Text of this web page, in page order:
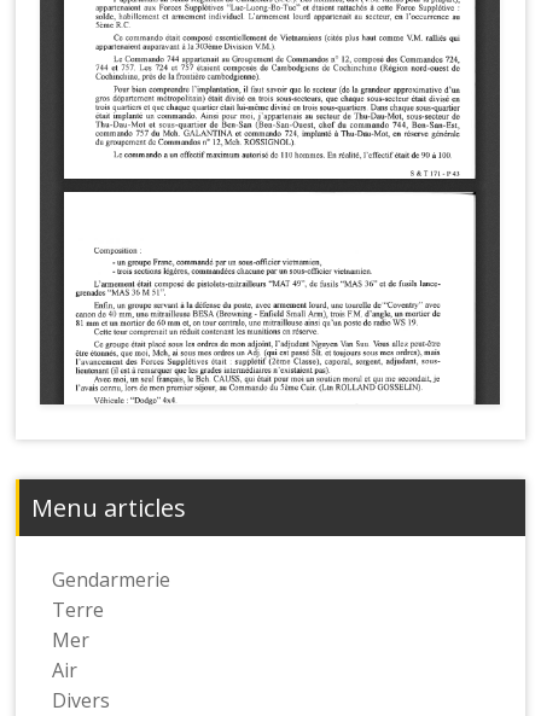
Menu articles
Gendarmerie
Terre
Mer
Air
Divers